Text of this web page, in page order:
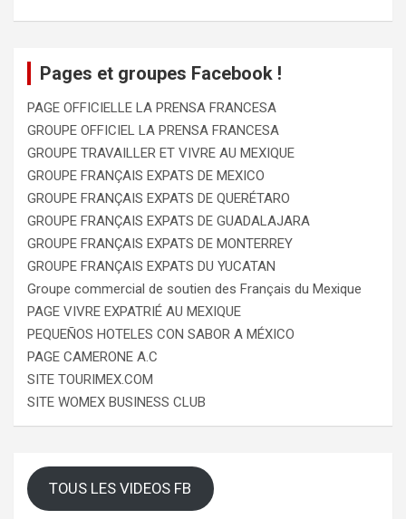
Pages et groupes Facebook !
PAGE OFFICIELLE LA PRENSA FRANCESA
GROUPE OFFICIEL LA PRENSA FRANCESA
GROUPE TRAVAILLER ET VIVRE AU MEXIQUE
GROUPE FRANÇAIS EXPATS DE MEXICO
GROUPE FRANÇAIS EXPATS DE QUERÉTARO
GROUPE FRANÇAIS EXPATS DE GUADALAJARA
GROUPE FRANÇAIS EXPATS DE MONTERREY
GROUPE FRANÇAIS EXPATS DU YUCATAN
Groupe commercial de soutien des Français du Mexique
PAGE VIVRE EXPATRIÉ AU MEXIQUE
PEQUEÑOS HOTELES CON SABOR A MÉXICO
PAGE CAMERONE A.C
SITE TOURIMEX.COM
SITE WOMEX BUSINESS CLUB
TOUS LES VIDEOS FB